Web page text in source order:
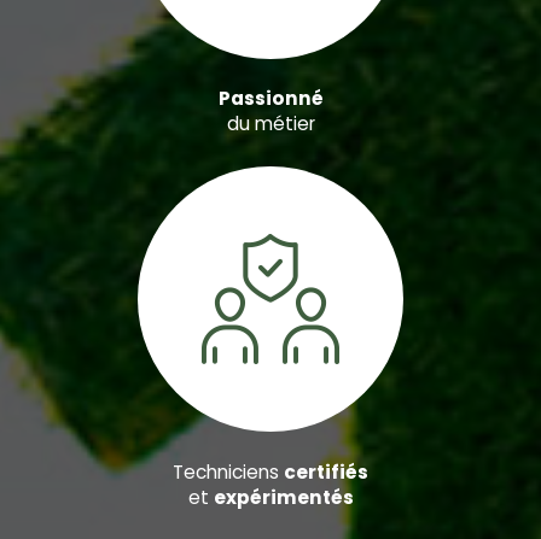
Passionné
du métier
Techniciens certifiés
et expérimentés